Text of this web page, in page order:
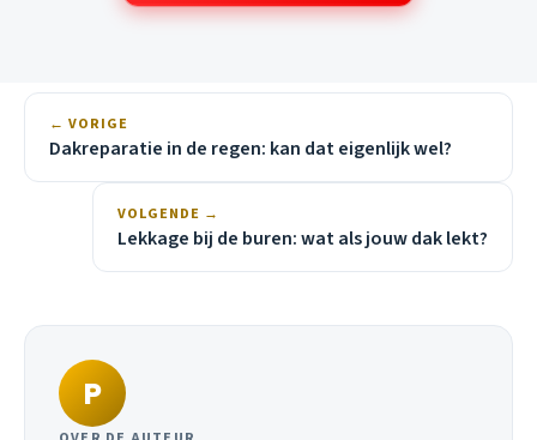
← VORIGE
Dakreparatie in de regen: kan dat eigenlijk wel?
VOLGENDE →
Lekkage bij de buren: wat als jouw dak lekt?
P